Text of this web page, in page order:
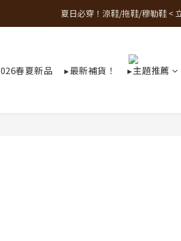
人氣熱銷款！最新補貨 < 立
夏日必穿！涼鞋/拖鞋/穆勒鞋 <
春夏新品 ▸最新補貨！ ▸主題推薦